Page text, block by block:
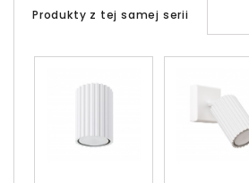
Produkty z tej samej serii